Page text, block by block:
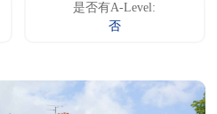
是否有A-Level:
否